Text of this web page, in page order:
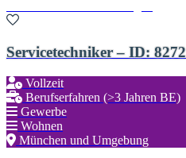
Servicetechniker – ID: 8272
Vollzeit
Berufserfahren (>3 Jahren BE)
Gewerbe
Wohnen
München und Umgebung